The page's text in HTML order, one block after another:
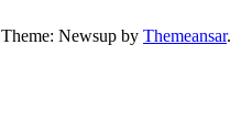
Theme: Newsup by Themeansar.